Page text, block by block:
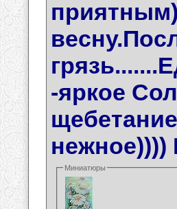
-яркое
нежное))))
Миниатюры